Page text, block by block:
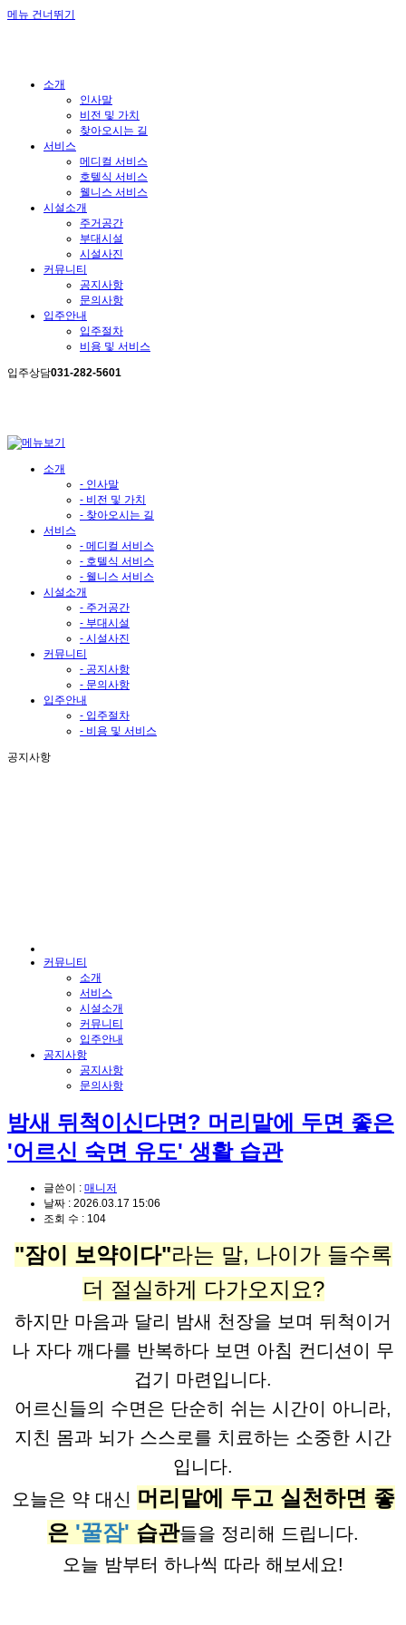
메뉴 건너뛰기
소개
인사말
비전 및 가치
찾아오시는 길
서비스
메디컬 서비스
호텔식 서비스
웰니스 서비스
시설소개
주거공간
부대시설
시설사진
커뮤니티
공지사항
문의사항
입주안내
입주절차
비용 및 서비스
입주상담031-282-5601
소개
- 인사말
- 비전 및 가치
- 찾아오시는 길
서비스
- 메디컬 서비스
- 호텔식 서비스
- 웰니스 서비스
시설소개
- 주거공간
- 부대시설
- 시설사진
커뮤니티
- 공지사항
- 문의사항
입주안내
- 입주절차
- 비용 및 서비스
공지사항
커뮤니티
소개
서비스
시설소개
커뮤니티
입주안내
공지사항
공지사항
문의사항
밤새 뒤척이신다면? 머리맡에 두면 좋은
'어르신 숙면 유도' 생활 습관
글쓴이 : 매니저
날짜 : 2026.03.17 15:06
조회 수 : 104
"잠이 보약이다"라는 말, 나이가 들수록
더 절실하게 다가오지요?
하지만 마음과 달리 밤새 천장을 보며 뒤척이거
나 자다 깨다를 반복하다 보면 아침 컨디션이 무
겁기 마련입니다.
어르신들의 수면은 단순히 쉬는 시간이 아니라,
지친 몸과 뇌가 스스로를 치료하는 소중한 시간
입니다.
오늘은 약 대신 머리맡에 두고 실천하면 좋
은 '꿀잠' 습관들을 정리해 드립니다.
오늘 밤부터 하나씩 따라 해보세요!